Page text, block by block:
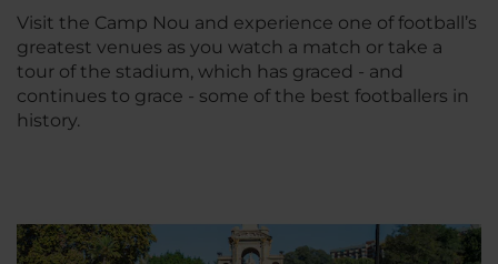
Visit the Camp Nou and experience one of football’s
greatest venues as you watch a match or take a
tour of the stadium, which has graced - and
continues to grace - some of the best footballers in
history.